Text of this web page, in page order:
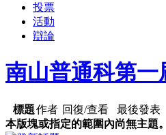
投票
活動
辯論
南山普通科第一
標題作者 回復/查看
最後發表
本版塊或指定的範圍內尚無主題。